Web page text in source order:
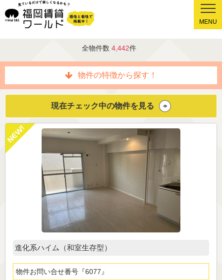
MENU
全物件数 4,442件
物件の特徴から探す！
現在チェック中の物件を見る
進化系ハイム（和室生存型）
物件お問い合せ番号 6077